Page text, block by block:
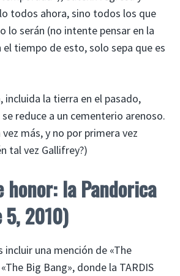
todos ahora, sino todos los que
lo serán (no intente pensar en la
el tiempo de esto, solo sepa que es
incluida la tierra en el pasado,
reduce a un cementerio arenoso.
más, y no por primera vez
tal vez Gallifrey?)
honor: la Pandorica
5, 2010)
incluir una mención de «The
Big Bang», donde la TARDIS